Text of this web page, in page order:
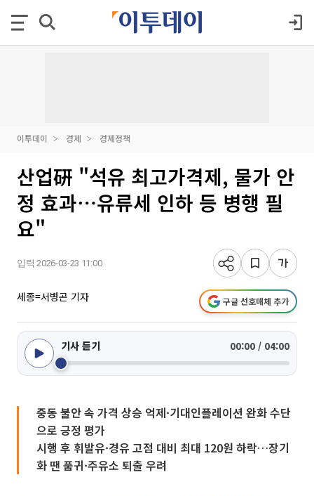
이투데이 경제 경제정책
산업硏 "석유 최고가격제, 물가 안
정 효과⋯유류세 인하 등 병행 필
요"
입력 2026-03-23 11:00
세종=서병곤 기자 구글 선호매체 추가
기사 듣기 00:00 / 04:00
중동 불안 속 가격 상승 억제·기대인플레이션 완화 수단
으로 긍정 평가
시행 후 휘발유·경유 고점 대비 최대 120원 하락…장기
화 땐 품귀·주유소 퇴출 우려